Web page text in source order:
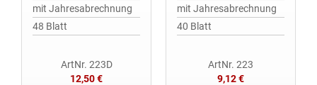
mit Jahresabrechnung
48 Blatt
ArtNr. 223D
12,50 €
mit Jahresabrechnung
40 Blatt
ArtNr. 223
9,12 €